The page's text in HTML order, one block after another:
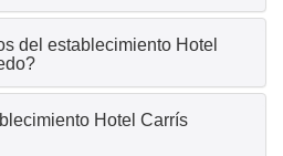
del establecimiento Hotel
Hotel Carrís